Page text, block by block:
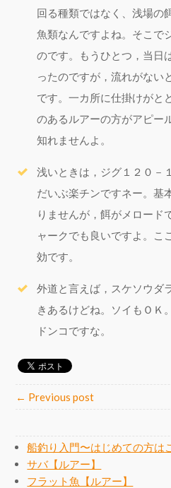
回る種類ではなく、浅場の
魚類なんですよね。そこで
のです。もうひとつ，当日
ったのですが，流れがない
です。一カ所に仕掛けがと
のあるルアーの方がアピー
知れませんよ。
浅いときは，ジグ１２０－
だいぶ楽チンですネー。基
りませんが，餌がメロード
ャークでも良いですよ。こ
効です。
外道と言えば，スケソウダ
きあるけどね。ソイもＯＫ
ドンコですな。
← Previous post
船釣り入門〜はじめての方は
サバ【ルアー】
フラット魚【ルアー】